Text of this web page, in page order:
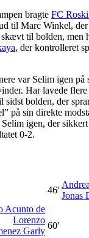
bragte FC
til Marc Winkel,
til bolden, men
, der kontrolleret
var Selim igen på
Har lavede
sidst bolden, der
på sin direkte
igen, der
0-2.
46'
Jonas
Acunto de
Lorenzo
Garly
60'